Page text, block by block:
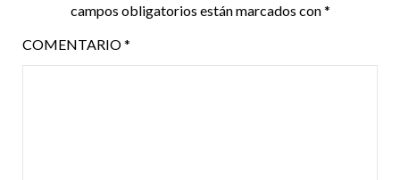
campos obligatorios están marcados con*
COMENTARIO*